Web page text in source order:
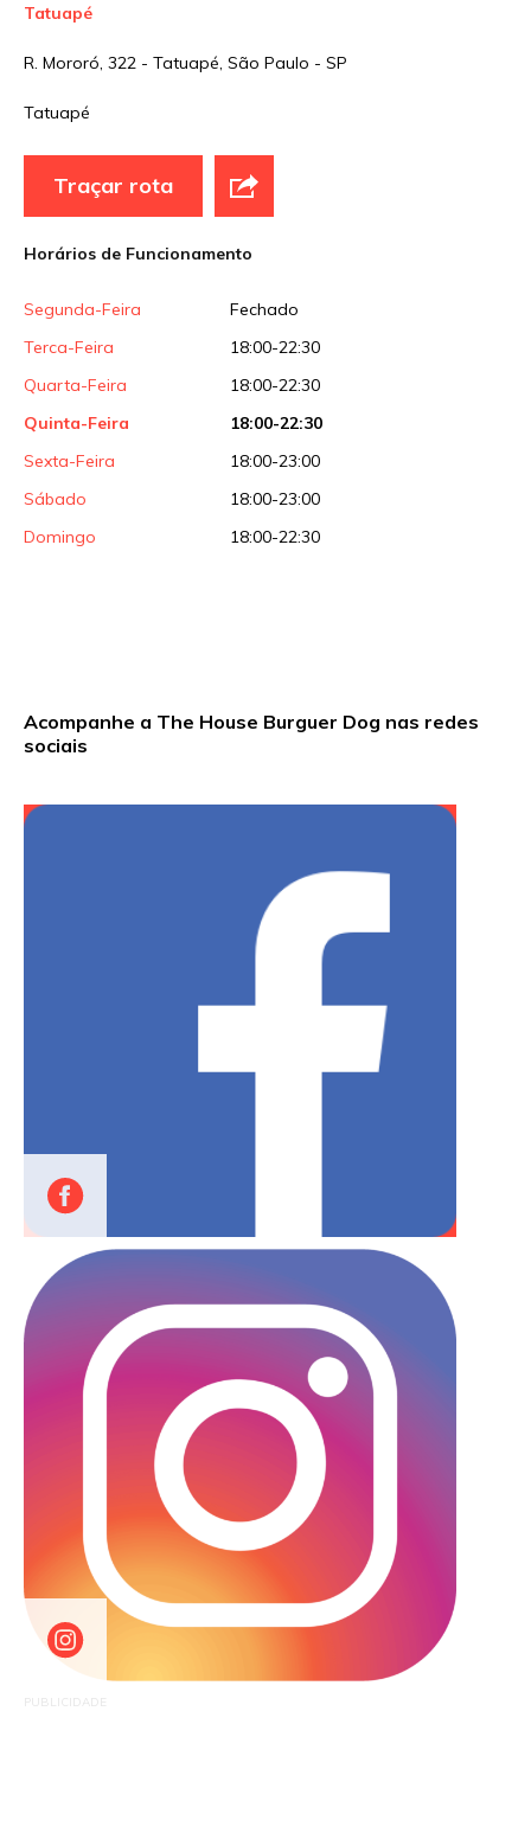
Tatuapé
R. Mororó, 322 - Tatuapé, São Paulo - SP
Tatuapé
Traçar rota
Horários de Funcionamento
Segunda-Feira
Fechado
Terca-Feira
18:00-22:30
Quarta-Feira
18:00-22:30
Quinta-Feira
18:00-22:30
Sexta-Feira
18:00-23:00
Sábado
18:00-23:00
Domingo
18:00-22:30
Acompanhe a The House Burguer Dog nas redes
sociais
PUBLICIDADE